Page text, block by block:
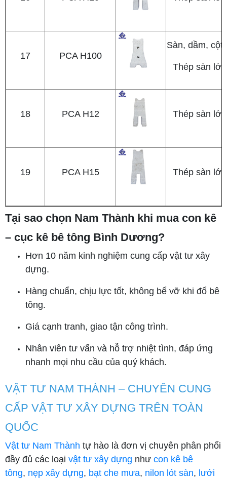
17 PCA H100
Sàn, dầm,
Thép sàn
18 PCA H12 Thép sàn
19 PCA H15 Thép sàn
Tại sao chọn Nam Thành khi mua con kê
– cục kê bê tông Bình Dương?
Hơn 10 năm kinh nghiệm cung cấp vật tư xây
dựng.
Hàng chuẩn, chịu lực tốt, không bể vỡ khi đổ bê
tông.
Giá cạnh tranh, giao tận công trình.
Nhân viên tư vấn và hỗ trợ nhiệt tình, đáp ứng
nhanh mọi nhu cầu của quý khách.
VẬT TƯ NAM THÀNH – CHUYÊN CUNG
CẤP VẬT TƯ XÂY DỰNG TRÊN TOÀN
QUỐC
Vật tư Nam Thành tự hào là đơn vị chuyên phân phối
đầy đủ các loại vật tư xây dựng như con kê bê
tông, nẹp xây dựng, bạt che mưa, nilon lót sàn, lưới